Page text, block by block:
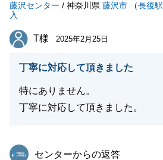
藤沢センター / 神奈川県 藤沢市 （長後駅
入
T様
T様 2025年2月25日
丁寧に対応して頂きました
特にありません。
丁寧に対応して頂きました。
東急リバブル
センターからの返答